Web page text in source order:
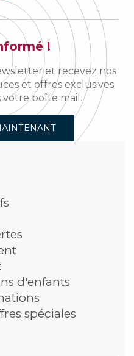
!
et recevez nos
et offres exclusives
boîte mail.
d'enfants
spéciales